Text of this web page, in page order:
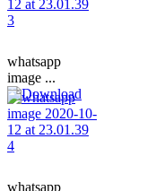
whatsapp
image ...
whatsapp